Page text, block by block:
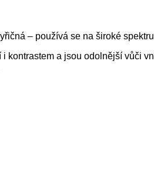
– používá se na široké
kontrastem a jsou odolnější vůči